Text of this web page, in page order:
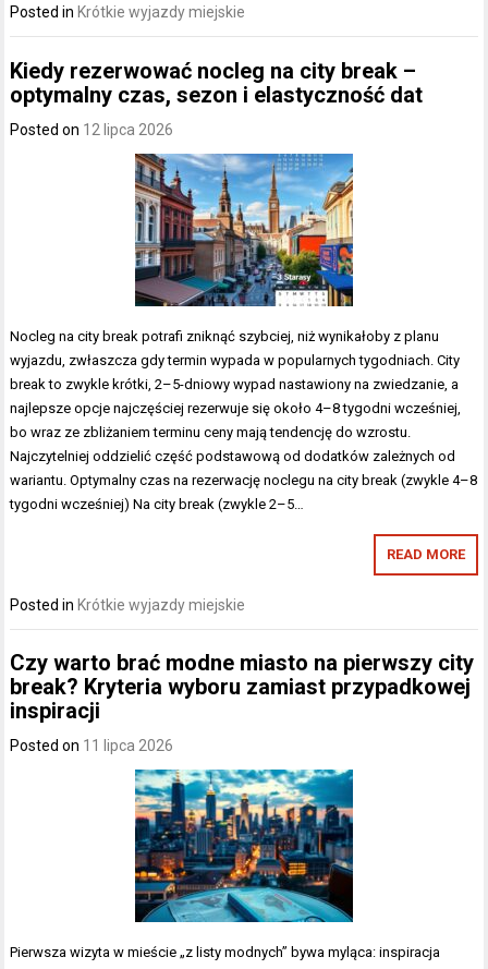
Posted in Krótkie wyjazdy miejskie
Kiedy rezerwować nocleg na city break –
optymalny czas, sezon i elastyczność dat
Posted on 12 lipca 2026
Nocleg na city break potrafi zniknąć szybciej, niż wynikałoby z planu
wyjazdu, zwłaszcza gdy termin wypada w popularnych tygodniach. City
break to zwykle krótki, 2–5-dniowy wypad nastawiony na zwiedzanie, a
najlepsze opcje najczęściej rezerwuje się około 4–8 tygodni wcześniej,
bo wraz ze zbliżaniem terminu ceny mają tendencję do wzrostu.
Najczytelniej oddzielić część podstawową od dodatków zależnych od
wariantu. Optymalny czas na rezerwację noclegu na city break (zwykle 4–8
tygodni wcześniej) Na city break (zwykle 2–5…
READ MORE
Posted in Krótkie wyjazdy miejskie
Czy warto brać modne miasto na pierwszy city
break? Kryteria wyboru zamiast przypadkowej
inspiracji
Posted on 11 lipca 2026
Pierwsza wizyta w mieście „z listy modnych” bywa myląca: inspiracja